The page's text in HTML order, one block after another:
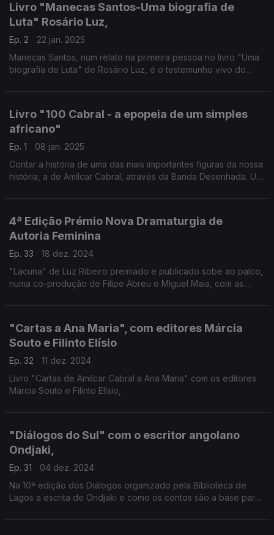
Livro "Manecas Santos-Uma biografia de
Luta" Rosário Luz,
Ep. 2
22 jan. 2025
Manecas Santos, num relato na primeira pessoa no livro "Uma
biografia de Luta" de Rosário Luz, é o testemunho vivo do
Livro "100 Cabral - a epopeia de um simples
africano"
Ep. 1
08 jan. 2025
Contar a história de uma das mais importantes figuras da nossa
história, a de Amilcar Cabral, através da Banda Desenhada. Um
4ª Edição Prémio Nova Dramaturgia de
Autoria Feminina
Ep. 33
18 dez. 2024
"Lacuna" de Luz Ribeiro premiado e publicado sobe ao palco,
numa co-produção de Filipe Abreu e MIguel Maia, com as
"Cartas a Ana Maria", com editores Márcia
Souto e Filinto Elísio
Ep. 32
11 dez. 2024
Livro "Cartas de Amílcar Cabral a Ana Maria" com os editores
Márcia Souto e Filinto Elísio,
"Diálogos do Sul" com o escritor angolano
Ondjaki,
Ep. 31
04 dez. 2024
Na 10ª edição dos Diálogos organizado pela Biblioteca de
Lagos a escrita de Ondjaki e como os contos são a base para